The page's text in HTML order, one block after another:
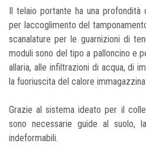
Il telaio portante ha una profondità
per laccoglimento del
scanalature per le guarnizioni di
moduli sono del tipo a palloncino e
allaria, alle infiltrazioni di acqua, di
la fuoriuscita del calore
Grazie al sistema ideato per il
sono necessarie guide al suolo,
indeformabili.